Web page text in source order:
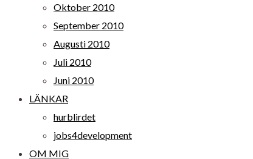
Oktober 2010
September 2010
Augusti 2010
Juli 2010
Juni 2010
LÄNKAR
hurblirdet
jobs4development
OM MIG